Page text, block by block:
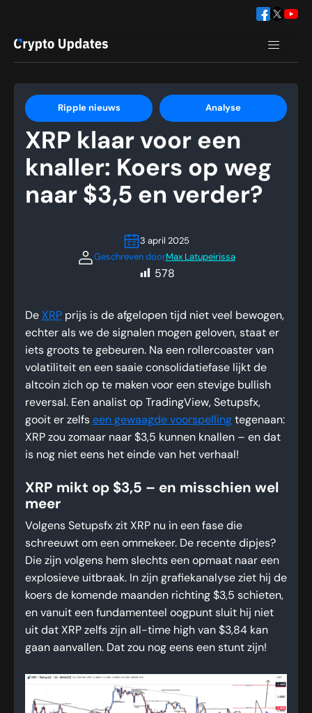
Ripple nieuws Analyse
XRP klaar voor een
knaller: Koers op weg
naar $3,5 en verder?
3 april 2025
Geschreven doorMax Latupeirissa
578
De XRP prijs is de afgelopen tijd niet veel bewogen,
echter als we de signalen mogen geloven, staat er
iets groots te gebeuren. Na een rollercoaster van
volatiliteit en een saaie consolidatiefase lijkt de
altcoin zich op te maken voor een stevige bullish
reversal. Een analist op TradingView, Setupsfx,
gooit er zelfs een gewaagde voorspelling tegenaan:
XRP zou zomaar naar $3,5 kunnen knallen – en dat
is nog niet eens het einde van het verhaal!
XRP mikt op $3,5 – en misschien wel
meer
Volgens Setupsfx zit XRP nu in een fase die
schreeuwt om een ommekeer. De recente dipjes?
Die zijn volgens hem slechts een opmaat naar een
explosieve uitbraak. In zijn grafiekanalyse ziet hij de
koers de komende maanden richting $3,5 schieten,
en vanuit een fundamenteel oogpunt sluit hij niet
uit dat XRP zelfs zijn all-time high van $3,84 kan
gaan aanvallen. Dat zou nog eens een stunt zijn!